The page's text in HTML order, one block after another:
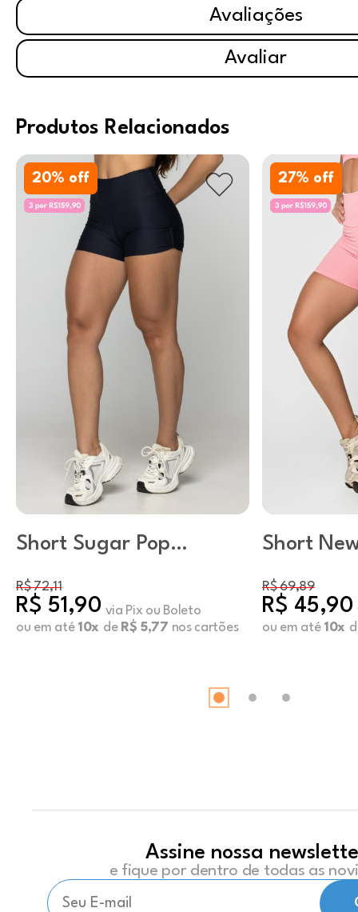
Avaliações
Avaliar
Produtos Relacionados
20% off
Short Sugar Pop
R$ 72,11
R$ 51,90 via Pix ou Boleto
ou em até 10x de R$ 5,77 nos cartões
27% off
Short
Shell
R$ 69,89
R$ 45,90
ou em até 10x
Assine nossa
e fique por dentro de todas as